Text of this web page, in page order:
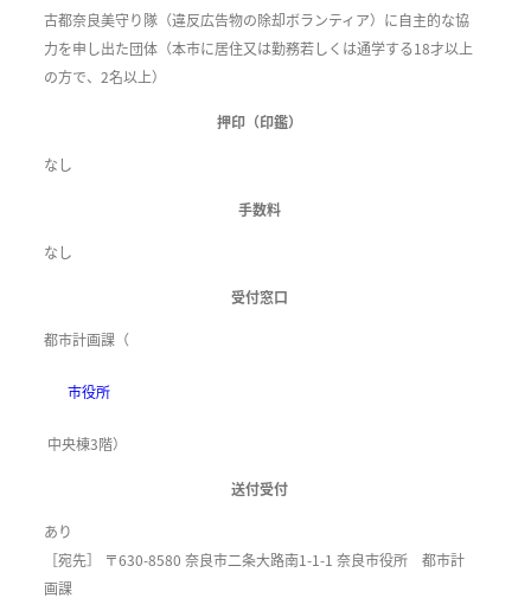
古都奈良美守り隊（違反広告物の除却ボランティア）に自主的な協
力を申し出た団体（本市に居住又は勤務若しくは通学する18才以上
の方で、2名以上）
押印（印鑑）
なし
手数料
なし
受付窓口
都市計画課（
市役所
中央棟3階）
送付受付
あり
［宛先］ 〒630-8580 奈良市二条大路南1-1-1 奈良市役所 都市計
画課